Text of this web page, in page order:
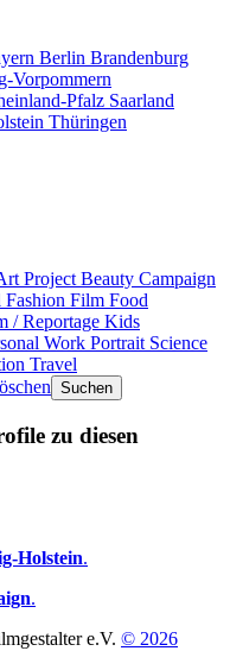
Berlin Brandenburg
Vorpommern
Pfalz Saarland
Thüringen
Project Beauty Campaign
Fashion Film Food
/ Reportage Kids
Work Portrait Science
Travel
zu diesen
Holstein.
.
e.V. © 2026